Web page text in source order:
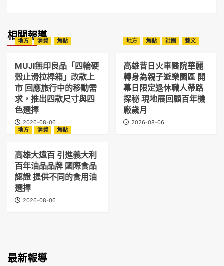
相關報導
地方 消費 焦點
MUJI無印良品「四輪硬
殼止滑拉桿箱」改款上
市 回應旅行中的移動需
求，推出四款尺寸與四
色選擇
2026-08-06
地方 焦點 社團 藝文
高雄昔日火車醫院華麗
轉身為親子遊樂園區 開
幕日限定退休職人帶路
探秘 現地展回顧百年機
廠歲月
2026-08-06
地方
消費 焦點
高雄大遠百 引進義大利
百年油品品牌 國際食品
認證 提供不同的食用油
選擇
2026-08-06
最新報導